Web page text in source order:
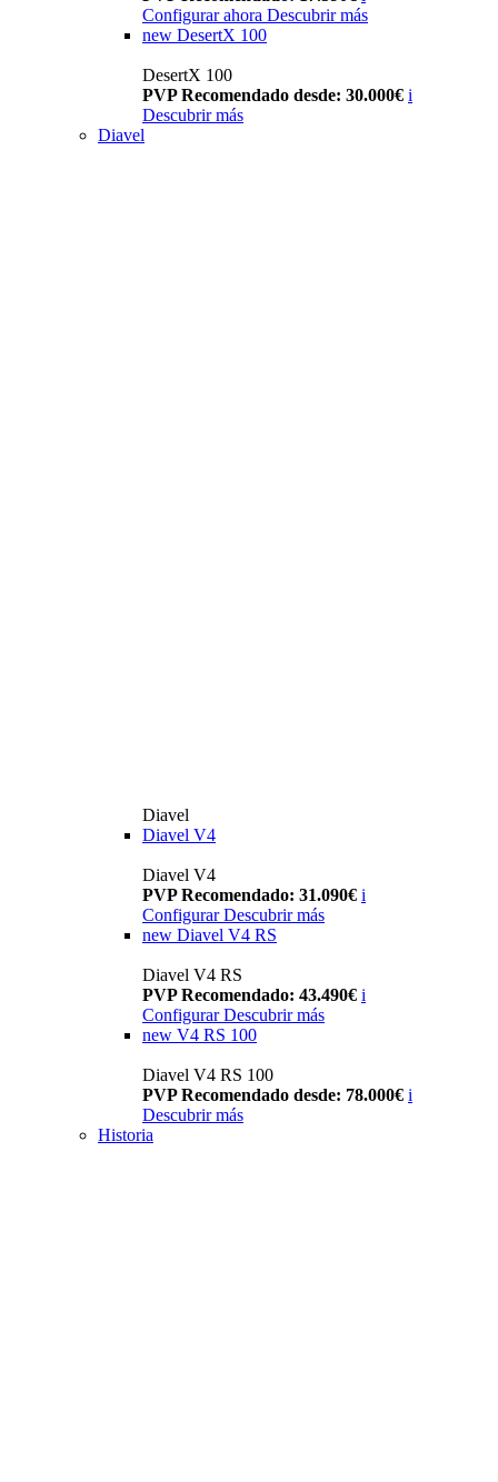
Configurar ahora Descubrir más
new DesertX 100
DesertX 100
PVP Recomendado desde: 30.000€ i
Descubrir más
Diavel
Diavel
Diavel V4
Diavel V4
PVP Recomendado: 31.090€ i
Configurar Descubrir más
new Diavel V4 RS
Diavel V4 RS
PVP Recomendado: 43.490€ i
Configurar Descubrir más
new V4 RS 100
Diavel V4 RS 100
PVP Recomendado desde: 78.000€ i
Descubrir más
Historia